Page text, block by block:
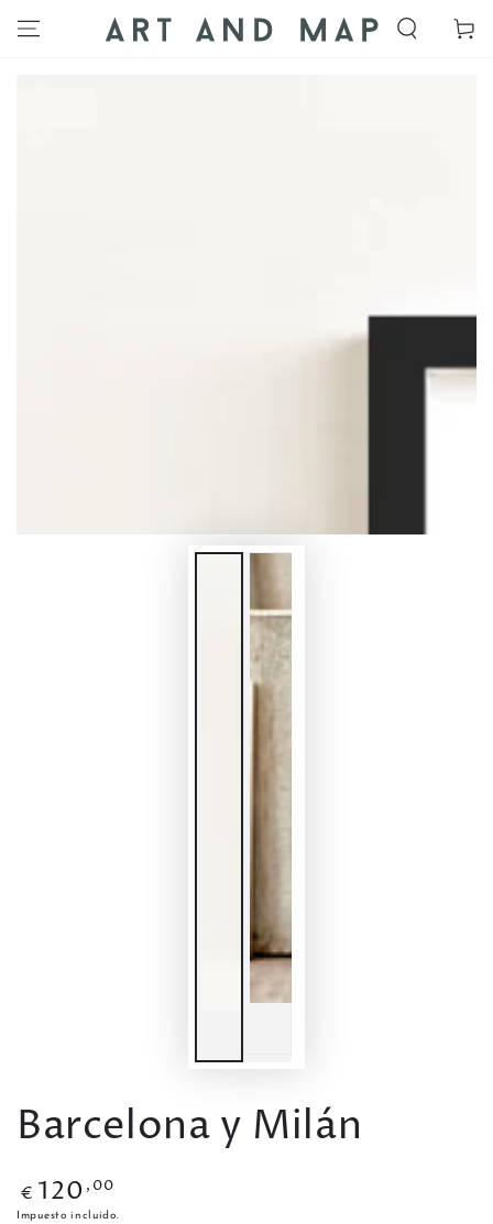
CONTENIDO
Carrito
Barcelona y Milán
Precio
regular
€ 120 ,00
Impuesto incluido.